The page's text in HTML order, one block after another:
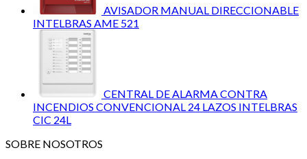
AVISADOR MANUAL DIRECCIONABLE
INTELBRAS AME 521
CENTRAL DE ALARMA CONTRA
INCENDIOS CONVENCIONAL 24 LAZOS INTELBRAS
CIC 24L
SOBRE NOSOTROS